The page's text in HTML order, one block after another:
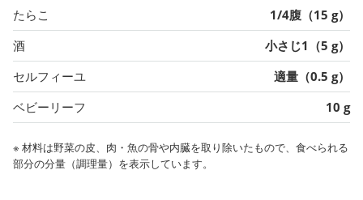
たらこ
1/4腹（15 g）
酒
小さじ1（5 g）
セルフィーユ
適量（0.5 g）
ベビーリーフ
10 g
※ 材料は野菜の皮、肉・魚の骨や内臓を取り除いたもので、食べられる
部分の分量（調理量）を表示しています。